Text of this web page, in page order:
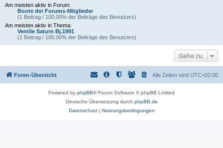
Am meisten aktiv in Forum:
Boote der Forums-Mitglieder
(1 Beitrag / 100.00% der Beiträge des Benutzers)
Am meisten aktiv in Thema:
Ventile Saturn Bj.1991
(1 Beitrag / 100.00% der Beiträge des Benutzers)
Gehe zu
Foren-Übersicht Alle Zeiten sind UTC+02:00
Powered by phpBB® Forum Software © phpBB Limited
Deutsche Übersetzung durch phpBB.de
Datenschutz| Nutzungsbedingungen